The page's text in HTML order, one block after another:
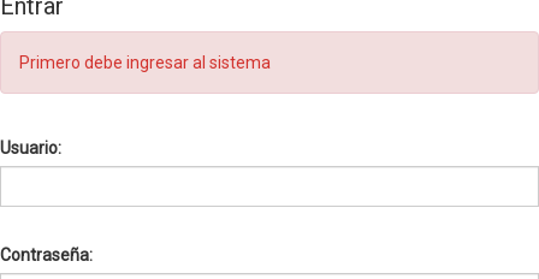
Entrar
Primero debe ingresar al sistema
Usuario:
Contraseña: